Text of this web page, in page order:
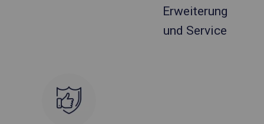
Erweiterung
und Service